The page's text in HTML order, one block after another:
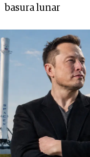
basura lunar